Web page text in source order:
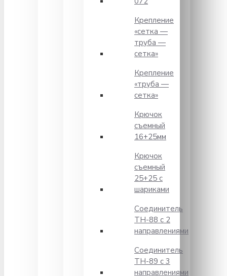
Крепление
«сетка —
труба —
сетка»
Крепление
«труба —
сетка»
Крючок
съемный
16+25мм
Крючок
съемный
25+25 с
шариками
Соединитель
TH-88 с 2
направлениями
Соединитель
TH-89 с 3
направлениями